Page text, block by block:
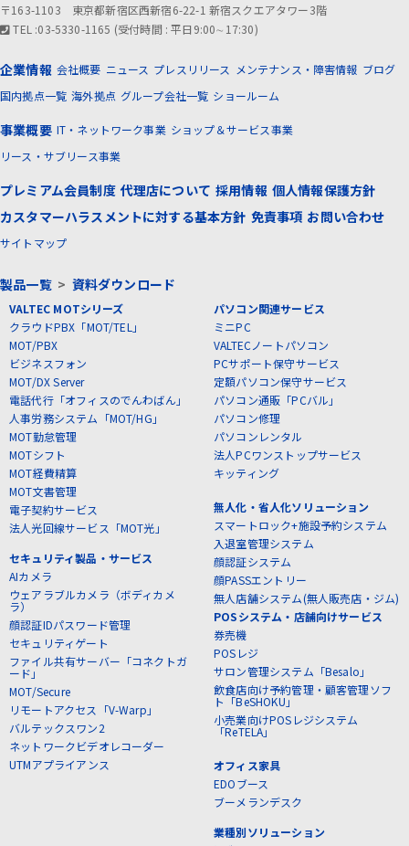
〒163-1103 東京都新宿区西新宿6-22-1 新宿スクエアタワー3階
TEL :03-5330-1165 (受付時間 : 平日9:00∼17:30)
企業情報 会社概要 ニュース プレスリリース メンテナンス・障害情報 ブログ
国内拠点一覧 海外拠点 グループ会社一覧 ショールーム
事業概要 IT・ネットワーク事業 ショップ＆サービス事業
リース・サブリース事業
プレミアム会員制度 代理店について 採用情報 個人情報保護方針
カスタマーハラスメントに対する基本方針 免責事項 お問い合わせ
サイトマップ
製品一覧> 資料ダウンロード
VALTEC MOTシリーズ
クラウドPBX「MOT/TEL」
MOT/PBX
ビジネスフォン
MOT/DX Server
電話代行「オフィスのでんわばん」
人事労務システム「MOT/HG」
MOT勤怠管理
MOTシフト
MOT経費精算
MOT文書管理
電子契約サービス
法人光回線サービス「MOT光」
セキュリティ製品・サービス
AIカメラ
ウェアラブルカメラ（ボディカメ
ラ）
顔認証IDパスワード管理
セキュリティゲート
ファイル共有サーバー「コネクトガ
ード」
MOT/Secure
リモートアクセス「V-Warp」
バルテックスワン2
ネットワークビデオレコーダー
UTMアプライアンス
パソコン関連サービス
ミニPC
VALTECノートパソコン
PCサポート保守サービス
定額パソコン保守サービス
パソコン通販「PCバル」
パソコン修理
パソコンレンタル
法人PCワンストップサービス
キッティング
無人化・省人化ソリューション
スマートロック+施設予約システム
入退室管理システム
顔認証システム
顔PASSエントリー
無人店舗システム(無人販売店・ジム)
POSシステム・店舗向けサービス
券売機
POSレジ
サロン管理システム「Besalo」
飲食店向け予約管理・顧客管理ソフ
ト「BeSHOKU」
小売業向けPOSレジシステム
「ReTELA」
オフィス家具
EDOブース
ブーメランデスク
業種別ソリューション